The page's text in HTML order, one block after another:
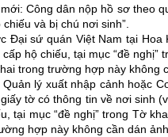
Công dân nộp hồ sơ theo
và bị chú nơi sinh”.
Đại sứ quán Việt Nam tại Hoa
hộ chiếu, tại mục “đề nghị”
trong trường hợp này không
lý xuất nhập cảnh hoặc
tờ có thông tin về nơi sinh
tại mục “đề nghị” trong Tờ
hợp này không cần dán